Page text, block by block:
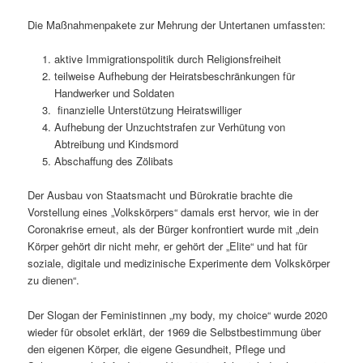
Die Maßnahmenpakete zur Mehrung der Untertanen umfassten:
aktive Immigrationspolitik durch Religionsfreiheit
teilweise Aufhebung der Heiratsbeschränkungen für
Handwerker und Soldaten
finanzielle Unterstützung Heiratswilliger
Aufhebung der Unzuchtstrafen zur Verhütung von
Abtreibung und Kindsmord
Abschaffung des Zölibats
Der Ausbau von Staatsmacht und Bürokratie brachte die
Vorstellung eines „Volkskörpers“ damals erst hervor, wie in der
Coronakrise erneut, als der Bürger konfrontiert wurde mit „dein
Körper gehört dir nicht mehr, er gehört der „Elite“ und hat für
soziale, digitale und medizinische Experimente dem Volkskörper
zu dienen“.
Der Slogan der Feministinnen „my body, my choice“ wurde 2020
wieder für obsolet erklärt, der 1969 die Selbstbestimmung über
den eigenen Körper, die eigene Gesundheit, Pflege und